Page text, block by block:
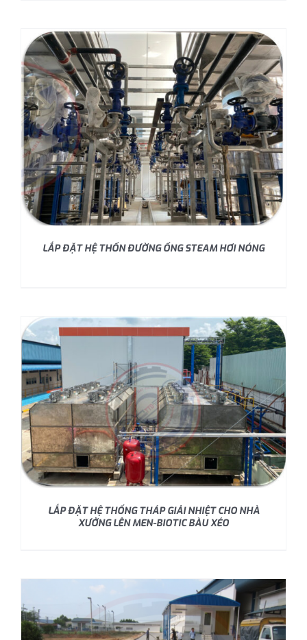
LẮP ĐẶT HỆ THỐN ĐƯỜNG ỐNG STEAM HƠI NÓNG
LẮP ĐẶT HỆ THỐNG THÁP GIẢI NHIỆT CHO NHÀ
XƯỞNG LÊN MEN-BIOTIC BÀU XÉO